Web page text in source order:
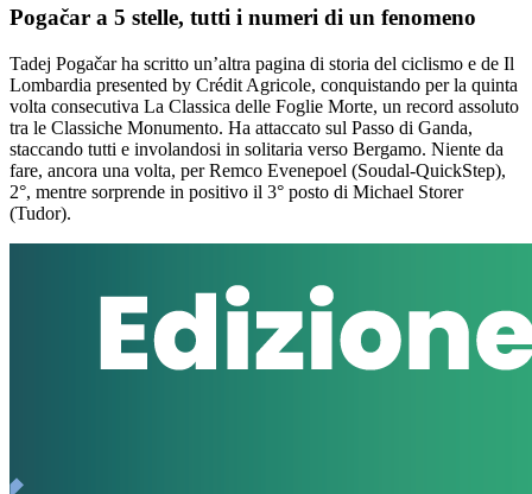
Pogačar a 5 stelle, tutti i numeri di un fenomeno
Tadej Pogačar ha scritto un’altra pagina di storia del ciclismo e de Il
Lombardia presented by Crédit Agricole, conquistando per la quinta
volta consecutiva La Classica delle Foglie Morte, un record assoluto
tra le Classiche Monumento. Ha attaccato sul Passo di Ganda,
staccando tutti e involandosi in solitaria verso Bergamo. Niente da
fare, ancora una volta, per Remco Evenepoel (Soudal-QuickStep),
2°, mentre sorprende in positivo il 3° posto di Michael Storer
(Tudor).